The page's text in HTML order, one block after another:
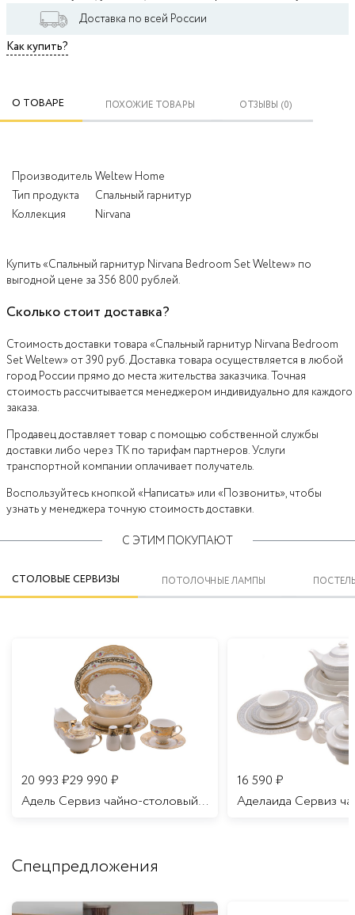
Доставка по всей России
Как купить?
О ТОВАРЕ ПОХОЖИЕ ТОВАРЫ ОТЗЫВЫ (0)
Производитель Weltew Home
Тип продукта
Спальный гарнитур
Коллекция
Nirvana
Купить «Спальный гарнитур Nirvana Bedroom Set Weltew» по
выгодной цене за 356 800 рублей.
Сколько стоит доставка?
Стоимость доставки товара «Спальный гарнитур Nirvana Bedroom
Set Weltew» от 390 руб. Доставка товара осуществляется в любой
город России прямо до места жительства заказчика. Точная
стоимость рассчитывается менеджером индивидуально для каждого
заказа.
Продавец доставляет товар с помощью собственной службы
доставки либо через ТК по тарифам партнеров. Услуги
транспортной компании оплачивает получатель.
Воспользуйтесь кнопкой «Написать» или «Позвонить», чтобы
узнать у менеджера точную стоимость доставки.
С ЭТИМ ПОКУПАЮТ
СТОЛОВЫЕ СЕРВИЗЫ ПОТОЛОЧНЫЕ ЛАМПЫ
20 993 ₽29 990 ₽
Адель Сервиз чайно-столовый 12 персон 70 предметов/1
16 590 ₽
Спецпредложения